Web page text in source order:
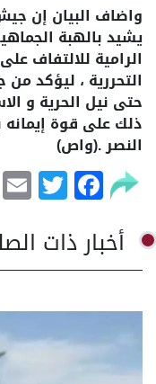
واضاف البيان إن
يشيد بالهبة
الرامية للالتفاف
التحررية ، ليؤكد
حتى نيل الحرية و
ذلك على قوة إيمانه
النصر.(واص)
أخبار ذات